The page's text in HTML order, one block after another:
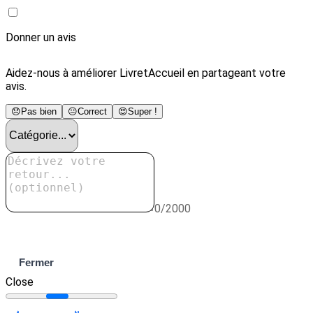
Donner un avis
Aidez-nous à améliorer LivretAccueil en partageant votre
avis.
😞 Pas bien 😐Correct 😍Super !
0/2000
Fermer
Close